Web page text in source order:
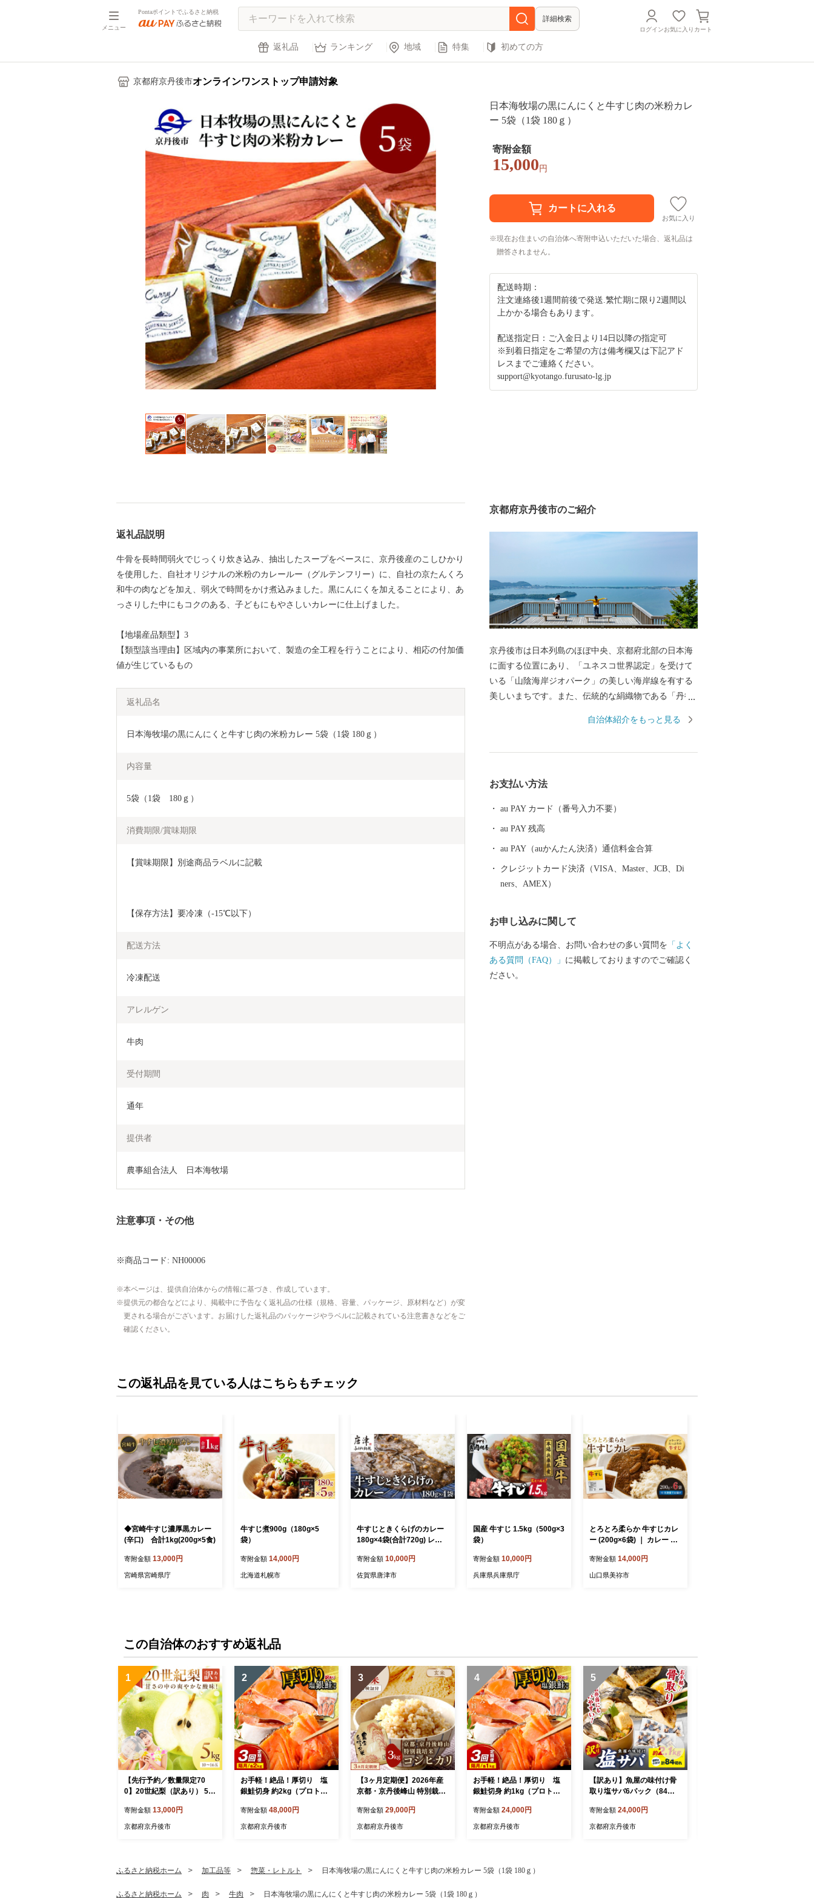
メニュー
Pontaポイントでふるさと納税
詳細検索
ログインお気に入り カート
返礼品 ランキング 地域 特集 初めての方
京都府京丹後市オンラインワンストップ申請対象
日本海牧場の黒にんにくと牛すじ肉の米粉カレ
ー 5袋（1袋 180ｇ）
寄附金額
15,000 円
お気に入り
現在お住まいの自治体へ寄附申込いただいた場合、返礼品は
贈答されません。
配送時期：
注文連絡後1週間前後で発送.繁忙期に限り2週間以
上かかる場合もあります。
配送指定日：ご入金日より14日以降の指定可
※到着日指定をご希望の方は備考欄又は下記アド
レスまでご連絡ください。
support@kyotango.furusato-lg.jp
返礼品説明
牛骨を長時間弱火でじっくり炊き込み、抽出したスープをベースに、京丹後産のこしひかり
を使用した、自社オリジナルの米粉のカレールー（グルテンフリー）に、自社の京たんくろ
和牛の肉などを加え、弱火で時間をかけ煮込みました。黒にんにくを加えることにより、あ
っさりした中にもコクのある、子どもにもやさしいカレーに仕上げました。
【地場産品類型】3
【類型該当理由】区域内の事業所において、製造の全工程を行うことにより、相応の付加価
値が生じているもの
返礼品名
日本海牧場の黒にんにくと牛すじ肉の米粉カレー 5袋（1袋 180ｇ）
内容量
5袋（1袋　180ｇ）
消費期限/賞味期限
【賞味期限】別途商品ラベルに記載
【保存方法】要冷凍（-15℃以下）
配送方法
冷凍配送
アレルゲン
牛肉
受付期間
通年
提供者
農事組合法人　日本海牧場
注意事項・その他
※商品コード: NH00006
本ページは、提供自治体からの情報に基づき、作成しています。
提供元の都合などにより、掲載中に予告なく返礼品の仕様（規格、容量、パッケージ、原材料など）が変
更される場合がございます。お届けした返礼品のパッケージやラベルに記載されている注意書きなどをご
確認ください。
京都府京丹後市のご紹介
京丹後市は日本列島のほぼ中央、京都府北部の日本海
に面する位置にあり、「ユネスコ世界認定」を受けて
いる「山陰海岸ジオパーク」の美しい海岸線を有する
美しいまちです。また、伝統的な絹織物である「丹後
産品をお贈りしますので、ぜひ京丹後の旬の食材、伝
統に触れていただければ幸いです。 また、ふるさと納
な事業に活用させていただいています。
自治体紹介をもっと見る
お支払い方法
au PAY カード（番号入力不要）
au PAY 残高
au PAY（auかんたん決済）通信料金合算
クレジットカード決済（VISA、Master、JCB、Di
ners、AMEX）
お申し込みに関して
不明点がある場合、お問い合わせの多い質問を 「よく
ある質問（FAQ）」 に掲載しておりますのでご確認く
ださい。
この返礼品を見ている人はこちらもチェック
◆宮崎牛すじ濃厚黒カレー
(辛口) 合計1kg(200g×5食)
寄附金額 13,000円
宮崎県宮崎県庁
牛すじ煮900g（180g×5
袋）
寄附金額 14,000円
北海道札幌市
牛すじときくらげのカレー
180g×4袋(合計720g) レト
寄附金額 10,000円
佐賀県唐津市
国産 牛すじ 1.5kg（500g×3
袋）
寄附金額 10,000円
兵庫県兵庫県庁
とろとろ柔らか 牛すじカレ
ー (200g×6袋) ｜ カレー 牛
ーゲン 牛肉 肉 にく 山口県
美祢市 美祢 1200g
寄附金額 14,000円
山口県美祢市
この自治体のおすすめ返礼品
1
【先行予約／数量限定70
0】20世紀梨（訳あり） 5k
月下旬～発送）
寄附金額 13,000円
京都府京丹後市
2
お手軽！絶品！厚切り 塩
銀鮭切身 約2kg（プロトン
定期便 隔月×3回 ふるさと
納税 鮭 しゃけ 銀鮭 切り身
寄附金額 48,000円
京都府京丹後市
3
【3ヶ月定期便】2026年産
京都・京丹後峰山 特別栽培
1等米 検査済証付 ふるさ
と納税 米 玄米 定期便 京都
寄附金額 29,000円
京都府京丹後市
4
お手軽！絶品！厚切り 塩
銀鮭切身 約1kg（プロトン
定期便 隔月×3回 ふるさと
納税 鮭 しゃけ 銀鮭 切り身
寄附金額 24,000円
京都府京丹後市
5
【訳あり】魚屋の味付け骨
取り塩サバ6パック（84切
品 有塩 塩さば 骨取り 冷凍
お弁当 簡単 ごはん 朝食 昼
寄附金額 24,000円
京都府京丹後市
ふるさと納税ホーム 加工品等 惣菜・レトルト 日本海牧場の黒にんにくと牛すじ肉の米粉カレー 5袋（1袋 180ｇ）
ふるさと納税ホーム 肉 牛肉 日本海牧場の黒にんにくと牛すじ肉の米粉カレー 5袋（1袋 180ｇ）